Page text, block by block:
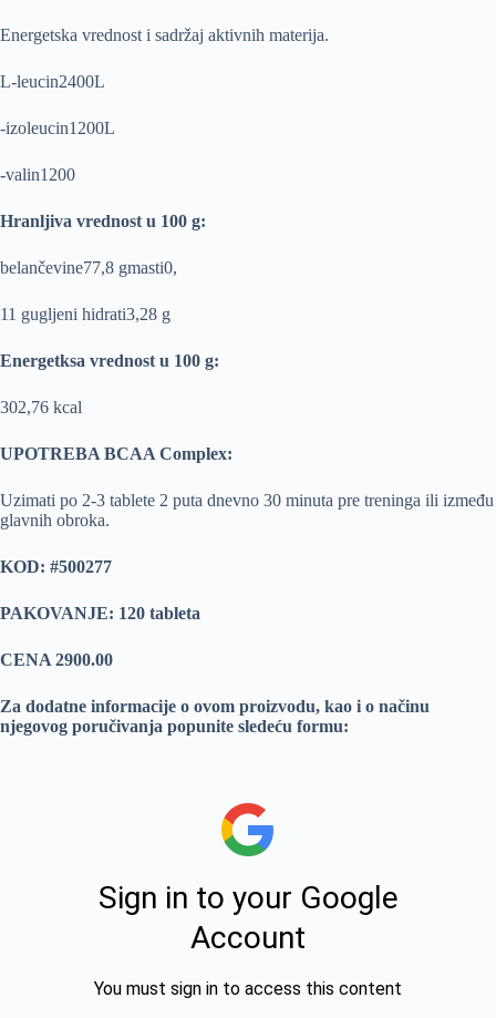
Energetska vrednost i sadržaj aktivnih materija.
L-leucin2400L
-izoleucin1200L
-valin1200
Hranljiva vrednost u 100 g:
belančevine77,8 gmasti0,
11 gugljeni hidrati3,28 g
Energetksa vrednost u 100 g:
302,76 kcal
UPOTREBA BCAA Complex:
Uzimati po 2-3 tablete 2 puta dnevno 30 minuta pre treninga ili između
glavnih obroka.
KOD: #500277
PAKOVANJE: 120 tableta
CENA 2900.00
Za dodatne informacije o ovom proizvodu, kao i o načinu
njegovog poručivanja popunite sledeću formu: